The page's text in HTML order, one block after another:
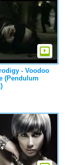
- Voodoo
(Pendulum